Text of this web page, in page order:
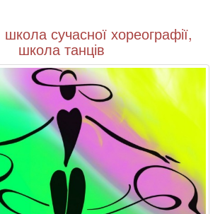
сучасної хореографії,
школа танців